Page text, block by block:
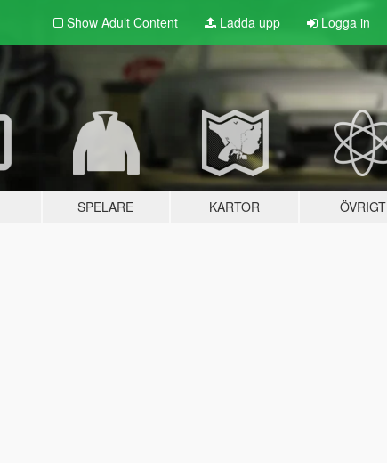
Show Adult Content Ladda upp Logga in
SPELARE KARTOR ÖVRIGT